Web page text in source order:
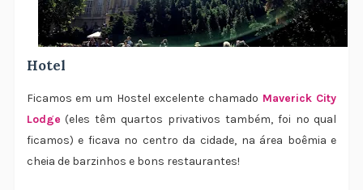
Hotel
Ficamos em um Hostel excelente chamado Maverick City
Lodge (eles têm quartos privativos também, foi no qual
ficamos) e ficava no centro da cidade, na área boêmia e
cheia de barzinhos e bons restaurantes!